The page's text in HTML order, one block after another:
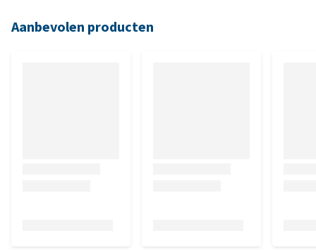
Aanbevolen producten